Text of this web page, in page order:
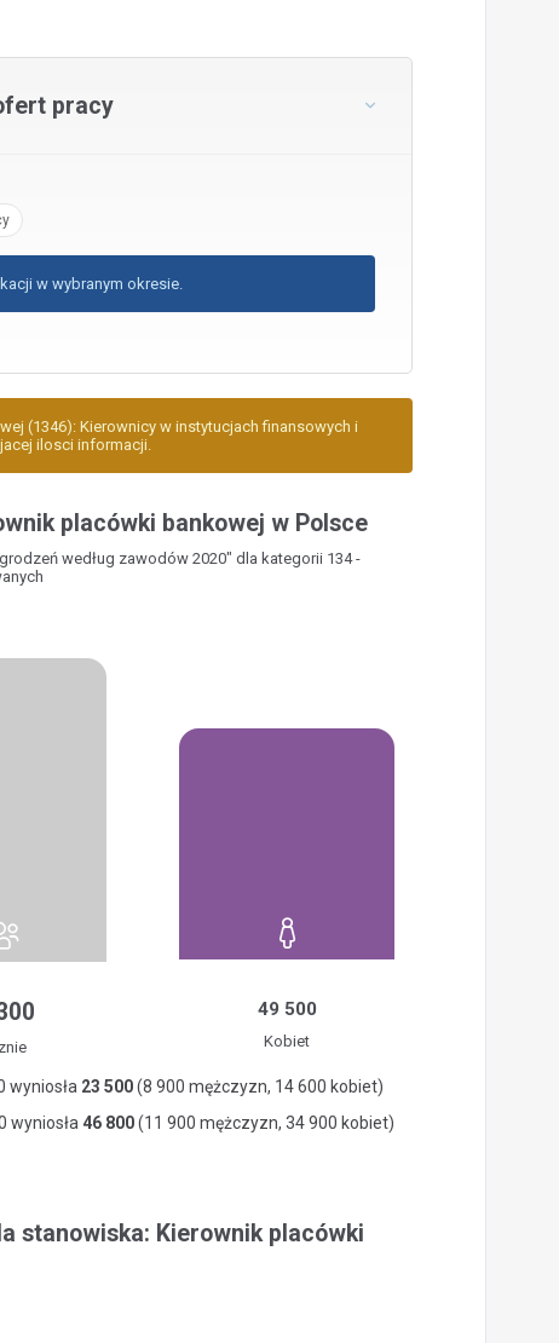
pracy
w wybranym okresie.
(1346): Kierownicy w instytucjach finansowych i
ilosci informacji.
placówki bankowej w Polsce
według zawodów 2020" dla kategorii 134 -
49 500
Kobiet
wyniosła 23 500(8 900 mężczyzn, 14 600 kobiet)
wyniosła 46 800(11 900 mężczyzn, 34 900 kobiet)
stanowiska: Kierownik placówki